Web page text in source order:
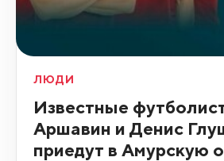
ЛЮДИ
Известные
Аршавин и Денис
приедут в Амурскую